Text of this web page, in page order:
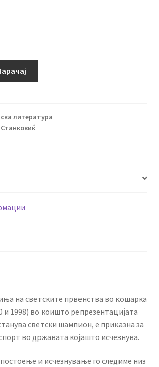
литература
на светските првенства во кошарка
и 1998) во коишто репрезентацијата
светски шампион, е приказна за
во државата којашто исчезнува.
и исчезнување го следиме низ